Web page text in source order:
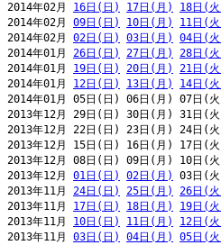
2014年02月 16日(日) 17日(月) 18日(
2014年02月 09日(日) 10日(月) 11日(
2014年02月 02日(日) 03日(月) 04日(
2014年01月 26日(日) 27日(月) 28日(
2014年01月 19日(日) 20日(月) 21日(
2014年01月 12日(日) 13日(月) 14日(
2014年01月 05日(日) 06日(月) 07日
2013年12月 29日(日) 30日(月) 31日
2013年12月 22日(日) 23日(月) 24日
2013年12月 15日(日) 16日(月) 17日
2013年12月 08日(日) 09日(月) 10日
2013年12月 01日(日) 02日(月)
03日(
2013年11月 24日(日) 25日(月) 26日(
2013年11月 17日(日) 18日(月) 19日(
2013年11月 10日(日) 11日(月) 12日(
2013年11月 03日(日) 04日(月) 05日(